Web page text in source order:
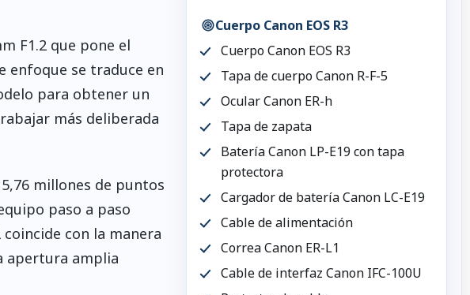
F1.2 que pone el
enfoque se traduce en
para obtener un
más deliberada
millones de puntos
paso a paso
con la manera
apertura amplia
Cuerpo Canon EOS R3
Cuerpo Canon EOS R3
Tapa de cuerpo Canon R-F-5
Ocular Canon ER-h
Tapa de zapata
Batería Canon LP-E19 con tapa
protectora
Cargador de batería Canon LC-E19
Cable de alimentación
Correa Canon ER-L1
Cable de interfaz Canon IFC-100U